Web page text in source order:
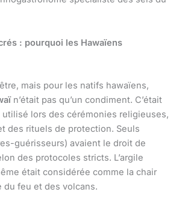
: pourquoi les Hawaïens
mais pour les natifs hawaïens,
n’était pas qu’un condiment. C’était
utilisé lors des cérémonies religieuses,
des rituels de protection. Seuls
guérisseurs) avaient le droit de
des protocoles stricts. L’argile
était considérée comme la chair
du feu et des volcans.